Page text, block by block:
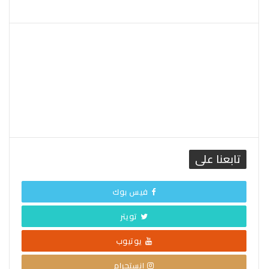
تابعنا على
فيس بوك
تويتر
يوتيوب
إنستجرام